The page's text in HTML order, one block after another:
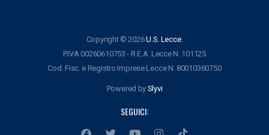
Copyright © 2026U.S. Lecce.
P.IVA 00260610753 - R.E.A. Lecce N. 101125
Cod. Fisc. e Registro Imprese Lecce N. 80010360750
Powered by Slyvi
SEGUICI: